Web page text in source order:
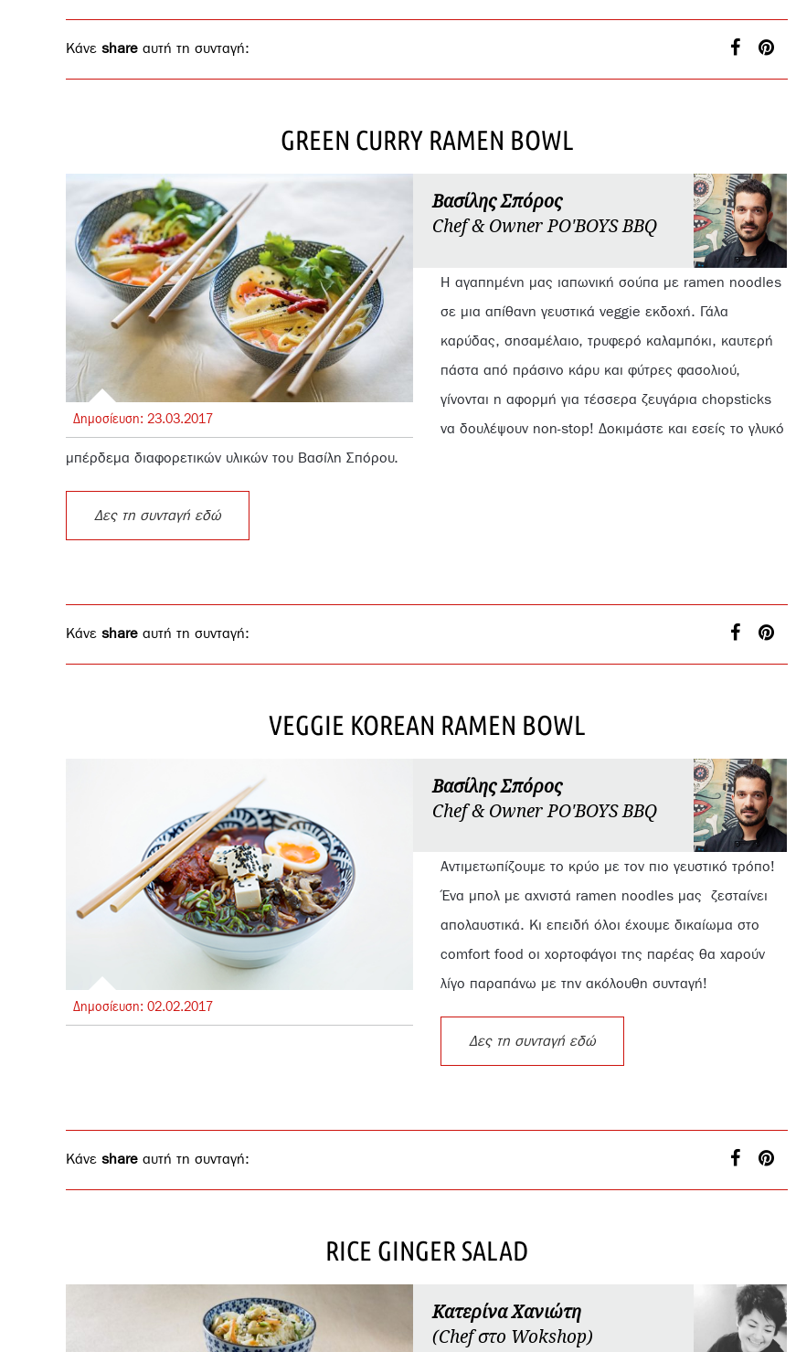
Κάνε share αυτή τη συνταγή:
GREEN CURRY RAMEN BOWL
Δημοσίευση: 23.03.2017
Βασίλης Σπόρος
Chef & Owner PO'BOYS BBQ
Η αγαπημένη μας ιαπωνική σούπα με ramen noodles
σε μια απίθανη γευστικά veggie εκδοχή. Γάλα
καρύδας, σησαμέλαιο, τρυφερό καλαμπόκι, καυτερή
πάστα από πράσινο κάρυ και φύτρες φασολιού,
γίνονται η αφορμή για τέσσερα ζευγάρια chopsticks
να δουλέψουν non-stop! Δοκιμάστε και εσείς το γλυκό
μπέρδεμα διαφορετικών υλικών του Βασίλη Σπόρου.
Δες τη συνταγή εδώ
Κάνε share αυτή τη συνταγή:
VEGGIE KOREAN RAMEN BOWL
Δημοσίευση: 02.02.2017
Βασίλης Σπόρος
Chef & Owner PO'BOYS BBQ
Αντιμετωπίζουμε το κρύο με τον πιο γευστικό τρόπο!
Ένα μπολ με αχνιστά ramen noodles μας
ζεσταίνει
απολαυστικά. Κι επειδή όλοι έχουμε δικαίωμα στο
comfort food oι χορτοφάγοι της παρέας θα χαρούν
λίγο παραπάνω με την ακόλουθη συνταγή!
Δες τη συνταγή εδώ
Κάνε share αυτή τη συνταγή:
RICE GINGER SALAD
Κατερίνα Χανιώτη
(Chef στο Wokshop)